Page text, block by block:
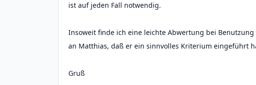
ist auf jeden Fall notwendig.
Insoweit finde ich eine leichte Abwertung bei
an Matthias, daß er ein sinnvolles Kriterium eingeführt
Gruß